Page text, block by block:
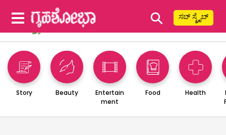
⚲ ಸಬ್ ಸ್ಕ್ರೈಬ್
Story Beauty
Entertain
ment
Food Health